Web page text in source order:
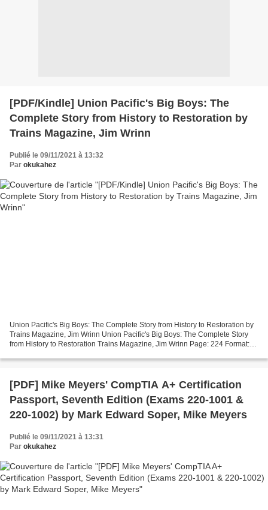
[PDF/Kindle] Union Pacific's Big Boys: The
Complete Story from History to Restoration by
Trains Magazine, Jim Wrinn
Publié le 09/11/2021 à 13:32
Par okukahez
Union Pacific's Big Boys: The Complete Story from History to Restoration by
Trains Magazine, Jim Wrinn Union Pacific's Big Boys: The Complete Story
from History to Restoration Trains Magazine, Jim Wrinn Page: 224 Format:
[PDF] Mike Meyers' CompTIA A+ Certification
Passport, Seventh Edition (Exams 220-1001 &
220-1002) by Mark Edward Soper, Mike Meyers
Publié le 09/11/2021 à 13:31
Par okukahez